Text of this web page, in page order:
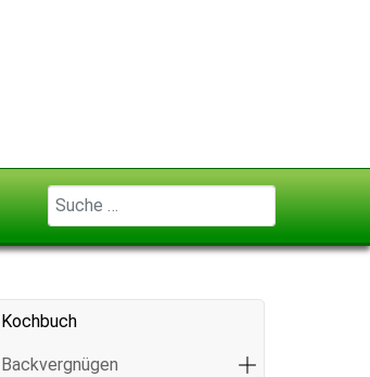
Geben Sie ...
Kochbuch
Backvergnügen